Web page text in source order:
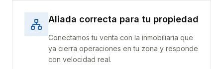
Aliada correcta para tu propiedad
Conectamos tu venta con la inmobiliaria que
ya cierra operaciones en tu zona y responde
con velocidad real.